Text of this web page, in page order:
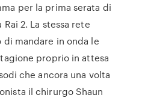
per la prima serata di
2. La stessa rete
mandare in onda le
proprio in attesa
che ancora una volta
il chirurgo Shaun